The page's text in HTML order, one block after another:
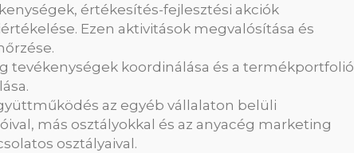
értékesítés-fejlesztési akciók
Ezen aktivitások megvalósítása és
tevékenységek koordinálása és a termékportfolió
az egyéb vállalaton belüli
más osztályokkal és az anyacég marketing
osztályaival.